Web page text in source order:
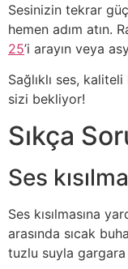
Sesinizin tekrar
hemen adım atın.
25’i arayın veya
Sağlıklı ses,
sizi bekliyor!
Sıkça
Ses
Ses kısılmasına
arasında sıcak
tuzlu suyla